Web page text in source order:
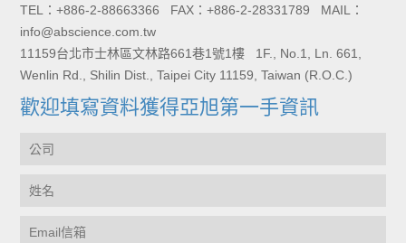
TEL：+886-2-88663366 FAX：+886-2-28331789 MAIL：
info@abscience.com.tw
11159台北市士林區文林路661巷1號1樓 1F., No.1, Ln. 661,
Wenlin Rd., Shilin Dist., Taipei City 11159, Taiwan (R.O.C.)
歡迎填寫資料獲得亞旭第一手資訊